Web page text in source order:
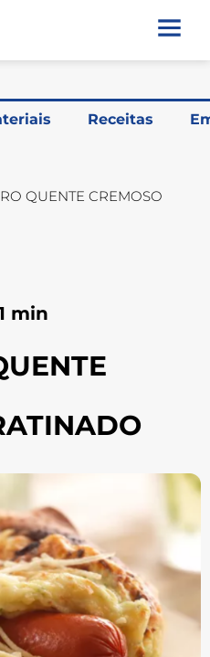
Receitas
QUENTE CREMOSO
min